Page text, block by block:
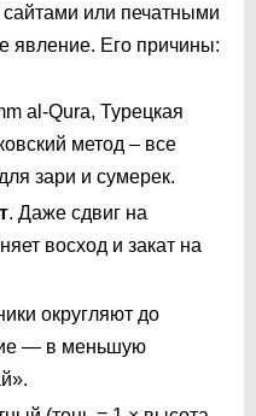
или печатными
явление. Его причины:
al-Qura, Турецкая
метод – все
зари и сумерек.
. Даже сдвиг на
восход и закат на
округляют до
— в меньшую